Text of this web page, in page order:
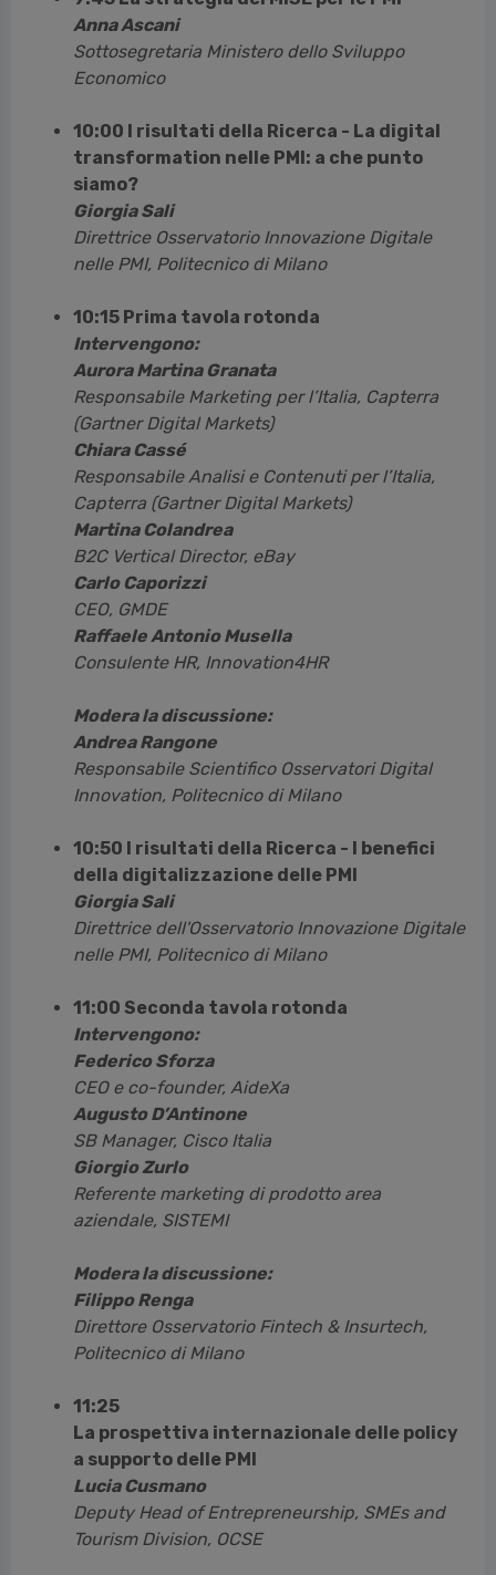
Anna Ascani
Sottosegretaria Ministero dello Sviluppo
Economico
10:00 I risultati della Ricerca - La digital
transformation nelle PMI: a che punto
siamo?
Giorgia Sali
Direttrice Osservatorio Innovazione Digitale
nelle PMI, Politecnico di Milano
10:15 Prima tavola rotonda
Intervengono:
Aurora Martina Granata
Responsabile Marketing per l’Italia, Capterra
(Gartner Digital Markets)
Chiara Cassé
Responsabile Analisi e Contenuti per l’Italia,
Capterra (Gartner Digital Markets)
Martina Colandrea
B2C Vertical Director, eBay
Carlo Caporizzi
CEO, GMDE
Raffaele Antonio Musella
Consulente HR, Innovation4HR
Modera la discussione:
Andrea Rangone
Responsabile Scientifico Osservatori Digital
Innovation, Politecnico di Milano
10:50 I risultati della Ricerca - I benefici
della digitalizzazione delle PMI
Giorgia Sali
Direttrice dell'Osservatorio Innovazione Digitale
nelle PMI, Politecnico di Milano
11:00 Seconda tavola rotonda
Intervengono:
Federico Sforza
CEO e co-founder, AideXa
Augusto D’Antinone
SB Manager, Cisco Italia
Giorgio Zurlo
Referente marketing di prodotto area
aziendale, SISTEMI
Modera la discussione:
Filippo Renga
Direttore Osservatorio Fintech & Insurtech,
Politecnico di Milano
11:25
La prospettiva internazionale delle policy
a supporto delle PMI
Lucia Cusmano
Deputy Head of Entrepreneurship, SMEs and
Tourism Division, OCSE